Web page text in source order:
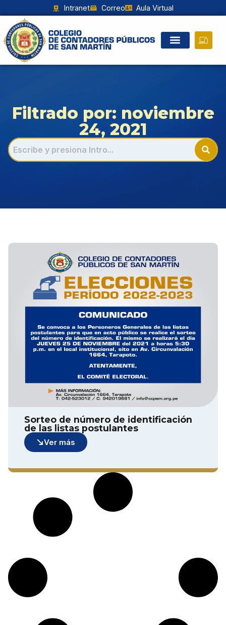
Intranet Correo Aula Virtual
Filtrado por: noviembre
24, 2021
Sorteo de número de identificación
de las listas postulantes
Ver más